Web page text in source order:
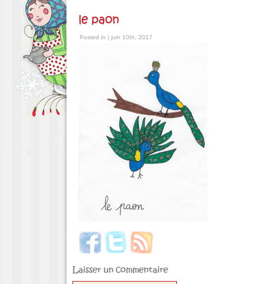
le paon
Posted in | juin 10th, 2017
Laisser un commentaire